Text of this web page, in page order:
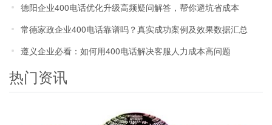
德阳企业400电话优化升级高频疑问解答，帮你避坑省成本
常德家政企业400电话靠谱吗？真实成功案例及效果数据汇总
遵义企业必看：如何用400电话解决客服人力成本高问题
热门资讯